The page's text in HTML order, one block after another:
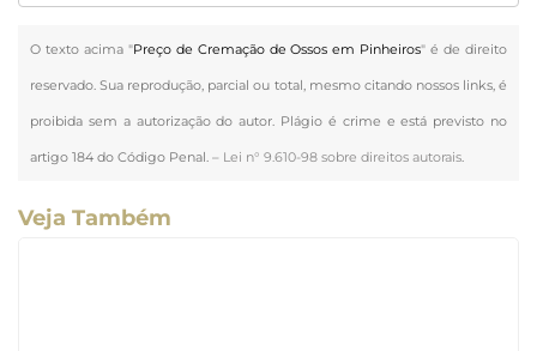
O texto acima "Preço de Cremação de Ossos em Pinheiros" é de direito
reservado. Sua reprodução, parcial ou total, mesmo citando nossos links, é
proibida sem a autorização do autor. Plágio é crime e está previsto no
artigo 184 do Código Penal. – Lei n° 9.610-98 sobre direitos autorais.
Veja Também